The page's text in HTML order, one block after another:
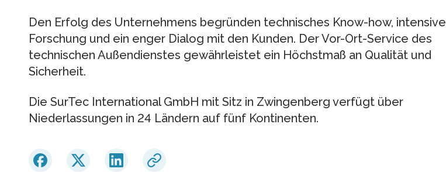
Den Erfolg des Unternehmens begründen technisches Know-how, intensive
Forschung und ein enger Dialog mit den Kunden. Der Vor-Ort-Service des
technischen Außendienstes gewährleistet ein Höchstmaß an Qualität und
Sicherheit.
Die SurTec International GmbH mit Sitz in Zwingenberg verfügt über
Niederlassungen in 24 Ländern auf fünf Kontinenten.